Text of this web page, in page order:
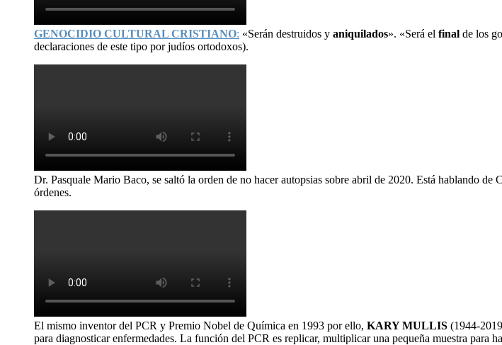
GENOCIDIO CULTURAL CRISTIANO: «Serán destruidos y aniquilados». «Será el final de los
declaraciones de este tipo por judíos ortodoxos).
Dr. Pasquale Mario Baco, se saltó la orden de no hacer autopsias sobre abril de 2020. Está hablando
órdenes.
El mismo inventor del PCR y Premio Nobel de Química en 1993 por ello, KARY MULLIS (1944-
para diagnosticar enfermedades. La función del PCR es replicar, multiplicar una pequeña muestra para